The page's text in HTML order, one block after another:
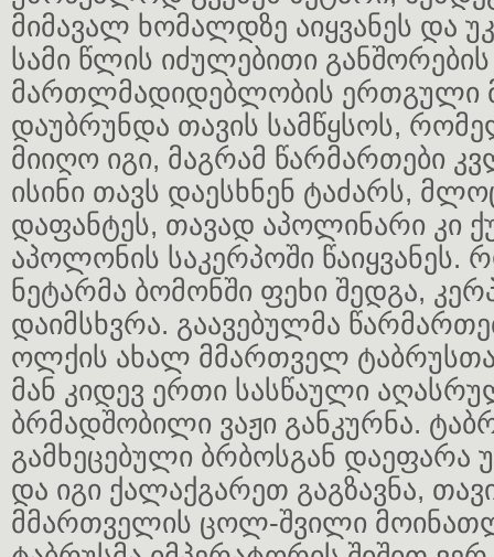
მიმავალ ხომალდზე აიყვანეს და
სამი წლის იძულებითი
მართლმადიდებლობის ერთგული
დაუბრუნდა თავის სამწყსოს,
მიიღო იგი, მაგრამ წარმართები
ისინი თავს დაესხნენ ტაძარს,
დაფანტეს, თავად აპოლინარი კი
აპოლონის საკერპოში წაიყვანეს.
ნეტარმა ბომონში ფეხი შედგა,
დაიმსხვრა. გაავებულმა
ოლქის ახალ მმართველ ტაბრუსთან
მან კიდევ ერთი სასწაული
ბრმადშობილი ვაჟი განკურნა.
გამხეცებული ბრბოსგან
და იგი ქალაქგარეთ გაგზავნა,
მმართველის ცოლ-შვილი